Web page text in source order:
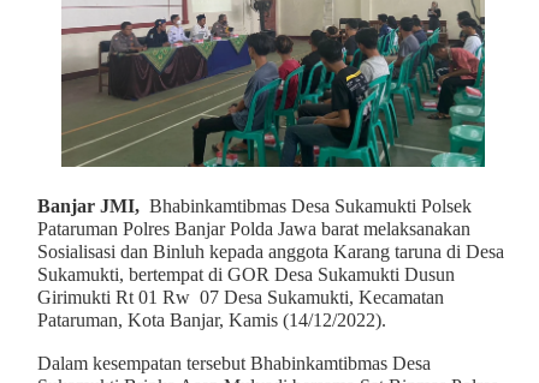
Banjar JMI, Bhabinkamtibmas Desa Sukamukti Polsek
Pataruman Polres Banjar Polda Jawa barat melaksanakan
Sosialisasi dan Binluh kepada anggota Karang taruna di Desa
Sukamukti, bertempat di GOR Desa Sukamukti Dusun
Girimukti Rt 01 Rw 07 Desa Sukamukti, Kecamatan
Pataruman, Kota Banjar, Kamis (14/12/2022).
Dalam kesempatan tersebut Bhabinkamtibmas Desa